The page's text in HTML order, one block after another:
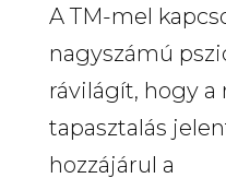
A TM-mel
nagyszámú
rávilágít, hogy a
tapasztalás
hozzájárul a